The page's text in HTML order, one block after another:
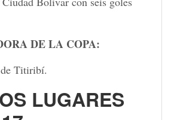
DE LA COPA:
Titiribí.
LUGARES